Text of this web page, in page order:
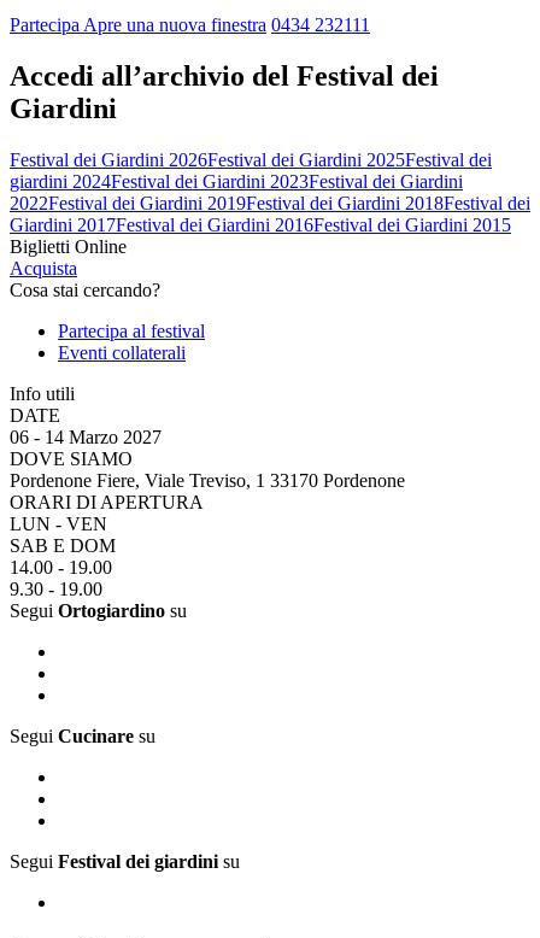
PartecipaApre una nuova finestra 0434 232111
Accedi all’archivio del Festival dei
Giardini
Festival dei Giardini 2026Festival dei Giardini 2025Festival dei
giardini 2024Festival dei Giardini 2023Festival dei Giardini
2022Festival dei Giardini 2019Festival dei Giardini 2018Festival dei
Giardini 2017Festival dei Giardini 2016Festival dei Giardini 2015
Biglietti Online
Acquista
Cosa stai cercando?
Partecipa al festival
Eventi collaterali
Info utili
DATE
06 - 14 Marzo 2027
DOVE SIAMO
Pordenone Fiere, Viale Treviso, 1 33170 Pordenone
ORARI DI APERTURA
LUN - VEN
SAB E DOM
14.00 - 19.00
9.30 - 19.00
Segui Ortogiardino su
Segui Cucinare su
Segui Festival dei giardini su